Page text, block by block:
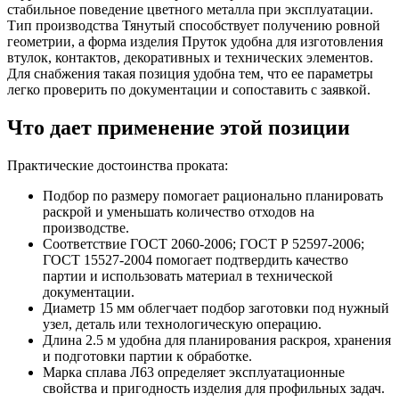
стабильное поведение цветного металла при эксплуатации.
Тип производства Тянутый способствует получению ровной
геометрии, а форма изделия Пруток удобна для изготовления
втулок, контактов, декоративных и технических элементов.
Для снабжения такая позиция удобна тем, что ее параметры
легко проверить по документации и сопоставить с заявкой.
Что дает применение этой позиции
Практические достоинства проката:
Подбор по размеру помогает рационально планировать
раскрой и уменьшать количество отходов на
производстве.
Соответствие ГОСТ 2060-2006; ГОСТ Р 52597-2006;
ГОСТ 15527-2004 помогает подтвердить качество
партии и использовать материал в технической
документации.
Диаметр 15 мм облегчает подбор заготовки под нужный
узел, деталь или технологическую операцию.
Длина 2.5 м удобна для планирования раскроя, хранения
и подготовки партии к обработке.
Марка сплава Л63 определяет эксплуатационные
свойства и пригодность изделия для профильных задач.